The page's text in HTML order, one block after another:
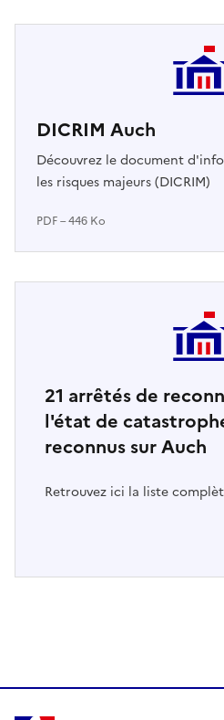
DICRIM Auch
PDF – 446 Ko
Découvrez le document
les risques majeurs (DICRIM)
21 arrêtés de
l'état de
reconnus sur Auch
Retrouvez ici la liste